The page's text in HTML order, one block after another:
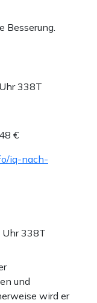
Besserung.
338T
€
iq-nach-
Uhr338T
und
wird er